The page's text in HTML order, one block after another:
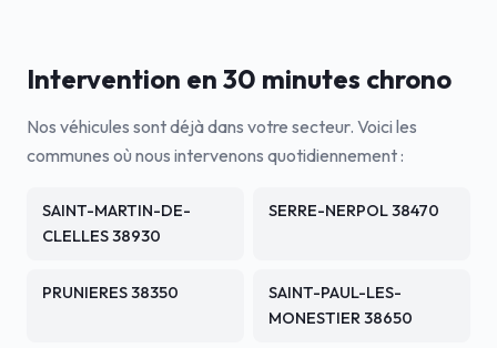
Intervention en 30 minutes chrono
Nos véhicules sont déjà dans votre secteur. Voici les
communes où nous intervenons quotidiennement :
SAINT-MARTIN-DE-
CLELLES 38930
SERRE-NERPOL 38470
PRUNIERES 38350
SAINT-PAUL-LES-
MONESTIER 38650